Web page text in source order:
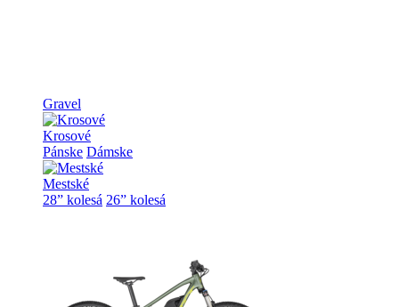
Gravel
Krosové
Pánske Dámske
Mestské
28” kolesá 26” kolesá